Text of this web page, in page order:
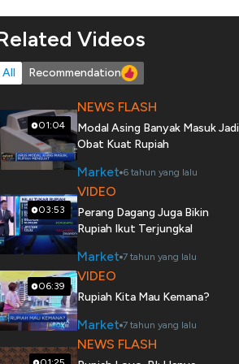
Videos
All Recommendation
01:04
NEWS FLASH
Modal Asing Banyak Masuk Jadi
Obat Kuat Rupiah
Market 6 tahun yang lalu
03:53
VIDEO
Perang Dagang Juga Bikin
Rupiah Ikut Terjungkal
Market 7 tahun yang lalu
06:39
VIDEO
Rupiah Kita Mau Kemana?
Market 7 tahun yang lalu
NEWS FLASH